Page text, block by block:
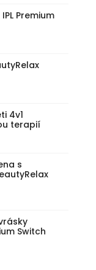
Premium
4v1
terapií
s
Switch